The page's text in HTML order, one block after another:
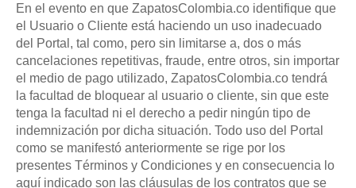
En el evento en que ZapatosColombia.co identifique que
el Usuario o Cliente está haciendo un uso inadecuado
del Portal, tal como, pero sin limitarse a, dos o más
cancelaciones repetitivas, fraude, entre otros, sin importar
el medio de pago utilizado, ZapatosColombia.co tendrá
la facultad de bloquear al usuario o cliente, sin que este
tenga la facultad ni el derecho a pedir ningún tipo de
indemnización por dicha situación. Todo uso del Portal
como se manifestó anteriormente se rige por los
presentes Términos y Condiciones y en consecuencia lo
aquí indicado son las cláusulas de los contratos que se